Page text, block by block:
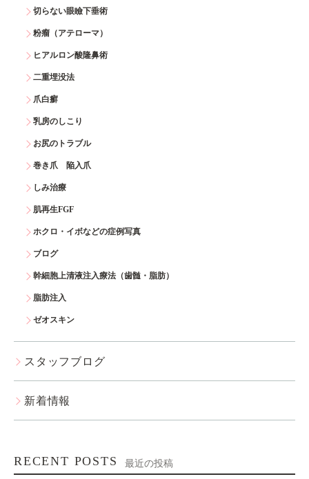
切らない眼瞼下垂術
粉瘤（アテローマ）
ヒアルロン酸隆鼻術
二重埋没法
爪白癬
乳房のしこり
お尻のトラブル
巻き爪 陥入爪
しみ治療
肌再生FGF
ホクロ・イボなどの症例写真
ブログ
幹細胞上清液注入療法（歯髄・脂肪）
脂肪注入
ゼオスキン
スタッフブログ
新着情報
RECENT POSTS 最近の投稿